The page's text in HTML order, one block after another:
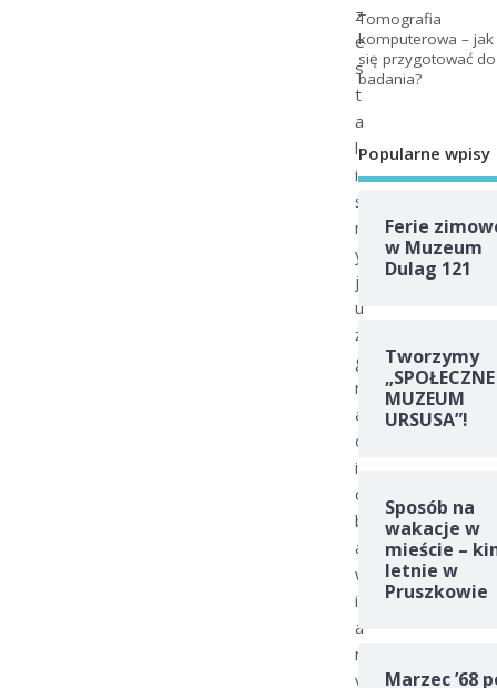
z
e
s
t
a
l
i
ś
m
y
j
u
ż
g
r
a
ć
i
o
b
a
w
i
a
m
y
Tomografia
komputerowa – jak
się przygotować do
badania?
Popularne wpisy
Ferie
w Muzeum
Dulag 121
Tworzymy
„SPOŁECZNE
MUZEUM
URSUSA”!
Sposób na
wakacje w
mieście –
letnie w
Pruszkowie
Marzec ’68